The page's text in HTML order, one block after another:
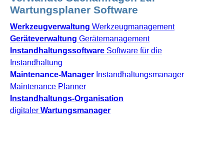
Wartungsplaner Software
Werkzeugverwaltung Werkzeugmanagement
Geräteverwaltung Gerätemanagement
Instandhaltungssoftware Software für die
Instandhaltung
Maintenance-Manager Instandhaltungsmanager
Maintenance Planner
Instandhaltungs-Organisation
digitaler Wartungsmanager